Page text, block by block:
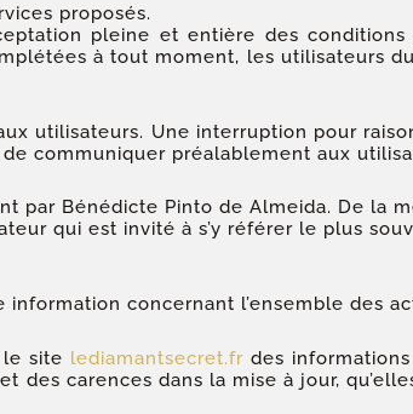
proposés.
pleine et entière des conditions
à tout moment, les utilisateurs
utilisateurs. Une interruption pour
communiquer préalablement aux
par Bénédicte Pinto de Almeida. De la
qui est invité à s’y référer le plus
concernant l’ensemble des
le site lediamantsecret.frdes informations
des carences dans la mise à jour,